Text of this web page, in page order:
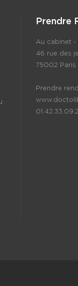
Prendre
Au cabinet -
46 rue des
75002 Paris
Prendre